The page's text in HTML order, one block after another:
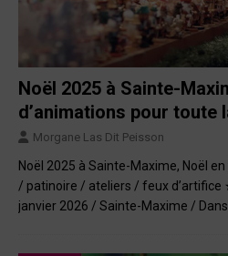
Noël 2025 à Sainte-
d’animations pour toute
Morgane Las Dit Peisson
Noël 2025 à Sainte-Maxime, Noël
/ patinoire / ateliers / feux d’artifice
janvier 2026 / Sainte-Maxime / Dans